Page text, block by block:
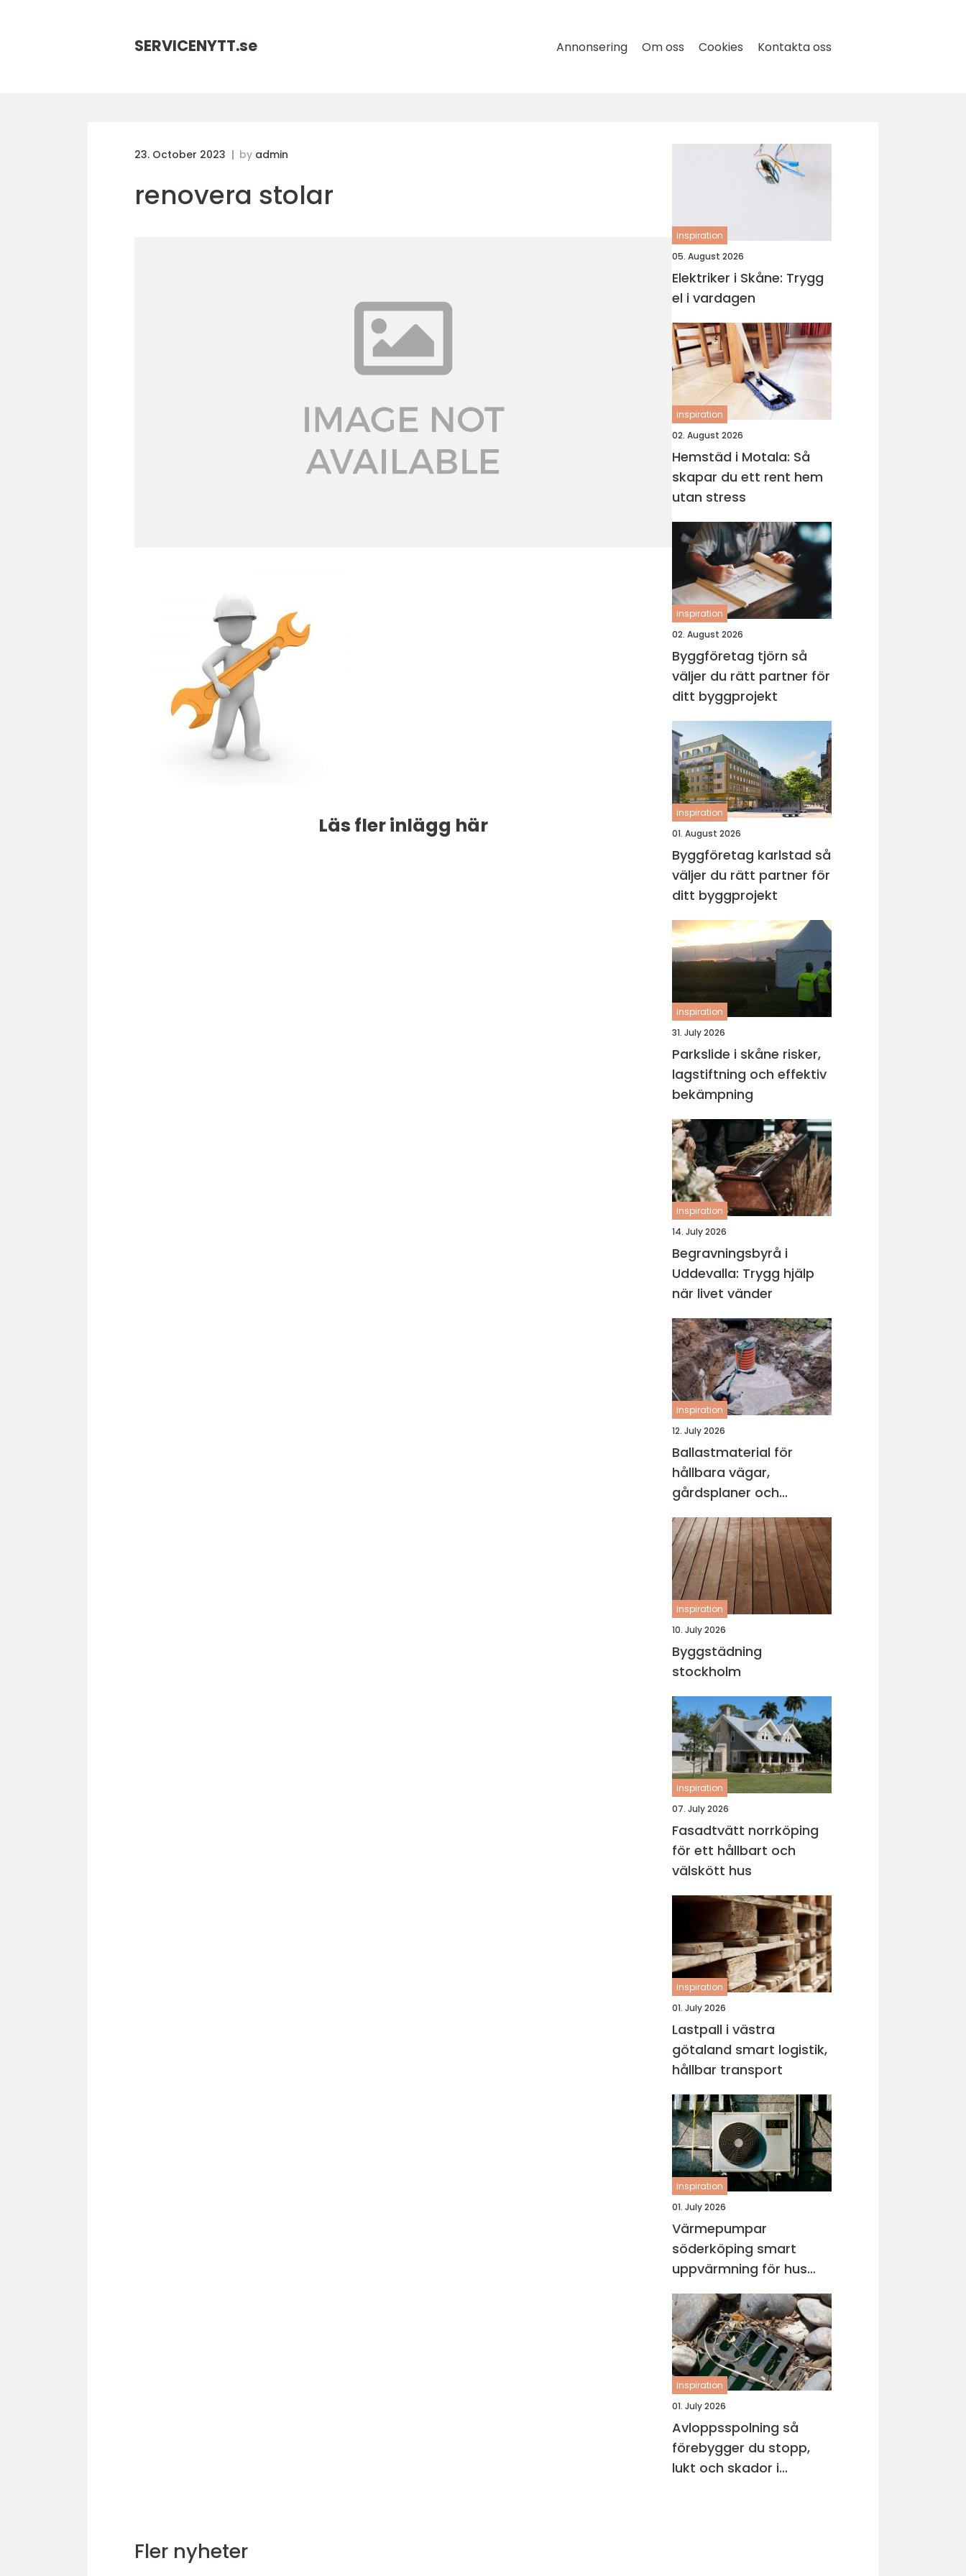
SERVICENYTT.se Annonsering Om oss Cookies Kontakta oss
23. October 2023 by admin
renovera stolar
Läs fler inlägg här
inspiration
05. August 2026
Elektriker i Skåne: Trygg
el i vardagen
inspiration
02. August 2026
Hemstäd i Motala: Så
skapar du ett rent hem
utan stress
inspiration
02. August 2026
Byggföretag tjörn så
väljer du rätt partner för
ditt byggprojekt
inspiration
01. August 2026
Byggföretag karlstad så
väljer du rätt partner för
ditt byggprojekt
inspiration
31. July 2026
Parkslide i skåne risker,
lagstiftning och effektiv
bekämpning
inspiration
14. July 2026
Begravningsbyrå i
Uddevalla: Trygg hjälp
när livet vänder
inspiration
12. July 2026
Ballastmaterial för
hållbara vägar,
gårdsplaner och
byggprojekt
inspiration
10. July 2026
Byggstädning
stockholm
inspiration
07. July 2026
Fasadtvätt norrköping
för ett hållbart och
välskött hus
inspiration
01. July 2026
Lastpall i västra
götaland smart logistik,
hållbar transport
inspiration
01. July 2026
Värmepumpar
söderköping smart
uppvärmning för hus
och fritidsboende
inspiration
01. July 2026
Avloppsspolning så
förebygger du stopp,
lukt och skador i
Fler nyheter